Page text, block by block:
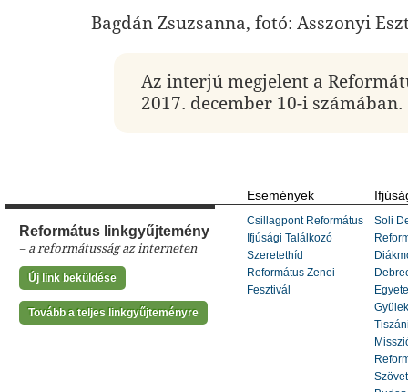
Bagdán Zsuzsanna, fotó: Asszonyi
Az interjú megjelent a
2017. december 10-i számában.
Református linkgyűjtemény
– a reformátusság az interneten
Új link beküldése
Tovább a teljes linkgyűjteményre
Események
Csillagpont Református
Ifjúsági Találkozó
Szeretethíd
Református Zenei
Fesztivál
Soli